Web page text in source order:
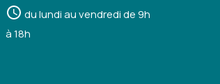
du lundi au vendredi de 9h
à 18h